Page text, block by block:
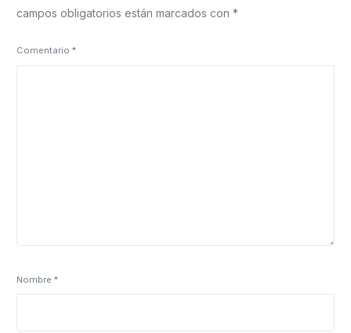
campos obligatorios están marcados con*
Comentario*
Nombre*